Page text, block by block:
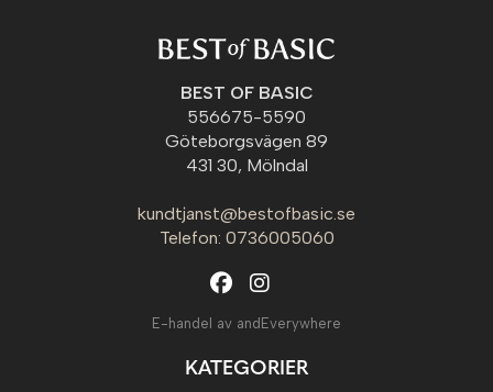
BEST OF BASIC
556675-5590
Göteborgsvägen 89
431 30, Mölndal
kundtjanst@bestofbasic.se
Telefon: 0736005060
E-handel av andEverywhere
KATEGORIER